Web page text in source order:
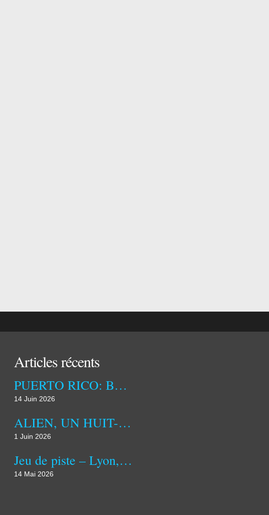
Articles récents
PUERTO RICO: BETWEEN US INFLUENCE AND IDENTITY ASSERTION
14 Juin 2026
ALIEN, UN HUIT-CLOS SPATIAL INSPIRANT
1 Juin 2026
Jeu de piste – Lyon, ville cinématographique
14 Mai 2026